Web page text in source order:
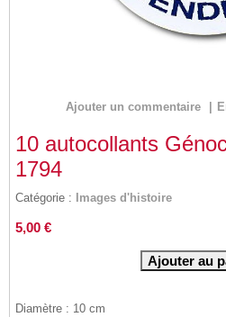
Ajouter un commentaire
10 autocollants
1794
Catégorie : Images d'histoire
5,00 €
Diamètre : 10 cm